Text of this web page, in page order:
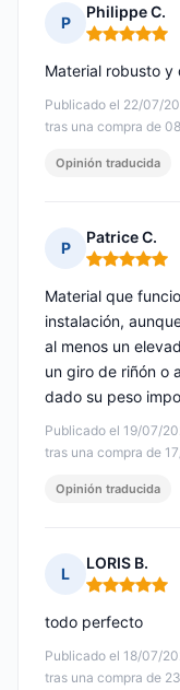
P
Philippe C.
Nota: 5 de 5
Publicado el 22/07/
tras una compra de
Material robusto y
Opinión traducida
P
Patrice C.
Nota: 5 de 5
Publicado el 19/07/
tras una compra de
Material que
instalación,
al menos un
un giro de riñón o
dado su peso
Opinión traducida
L
LORIS B.
Nota: 5 de 5
Publicado el 18/07/
tras una compra de
todo perfecto